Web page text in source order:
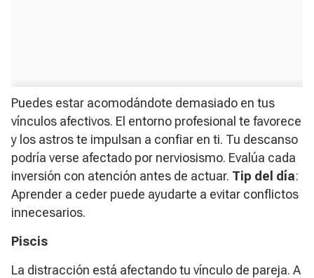
Puedes estar acomodándote demasiado en tus
vínculos afectivos. El entorno profesional te favorece
y los astros te impulsan a confiar en ti. Tu descanso
podría verse afectado por nerviosismo. Evalúa cada
inversión con atención antes de actuar. Tip del día:
Aprender a ceder puede ayudarte a evitar conflictos
innecesarios.
Piscis
La distracción está afectando tu vínculo de pareja. A